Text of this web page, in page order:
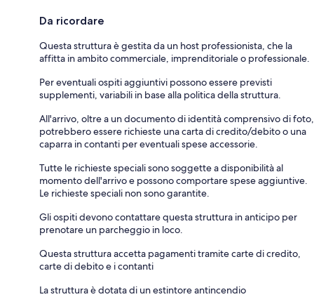
Da ricordare
Questa struttura è gestita da un host professionista, che la
affitta in ambito commerciale, imprenditoriale o professionale.
Per eventuali ospiti aggiuntivi possono essere previsti
supplementi, variabili in base alla politica della struttura.
All'arrivo, oltre a un documento di identità comprensivo di foto,
potrebbero essere richieste una carta di credito/debito o una
caparra in contanti per eventuali spese accessorie.
Tutte le richieste speciali sono soggette a disponibilità al
momento dell'arrivo e possono comportare spese aggiuntive.
Le richieste speciali non sono garantite.
Gli ospiti devono contattare questa struttura in anticipo per
prenotare un parcheggio in loco.
Questa struttura accetta pagamenti tramite carte di credito,
carte di debito e i contanti
La struttura è dotata di un estintore antincendio